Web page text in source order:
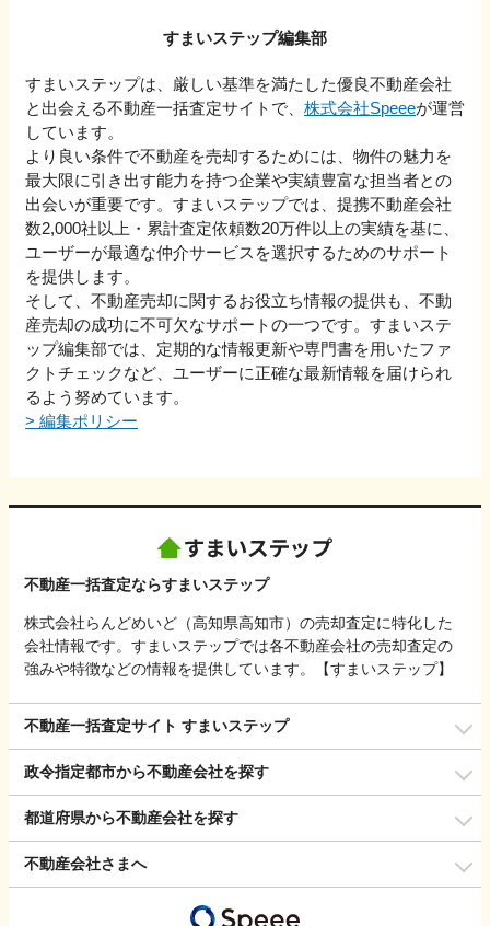
すまいステップ編集部
すまいステップは、厳しい基準を満たした優良不動産会社
と出会える不動産一括査定サイトで、 株式会社Speeeが運営
しています。
より良い条件で不動産を売却するためには、物件の魅力を
最大限に引き出す能力を持つ企業や実績豊富な担当者との
出会いが重要です。すまいステップでは、提携不動産会社
数2,000社以上・累計査定依頼数20万件以上の実績を基に、
ユーザーが最適な仲介サービスを選択するためのサポート
を提供します。
そして、不動産売却に関するお役立ち情報の提供も、不動
産売却の成功に不可欠なサポートの一つです。すまいステ
ップ編集部では、定期的な情報更新や専門書を用いたファ
クトチェックなど、ユーザーに正確な最新情報を届けられ
るよう努めています。
> 編集ポリシー
不動産一括査定ならすまいステップ
株式会社らんどめいど（高知県高知市）の売却査定に特化した
会社情報です。すまいステップでは各不動産会社の売却査定の
強みや特徴などの情報を提供しています。【すまいステップ】
不動産一括査定サイト すまいステップ
政令指定都市から不動産会社を探す
都道府県から不動産会社を探す
不動産会社さまへ